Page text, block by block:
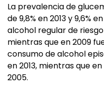
La prevalencia de
de 9,8% en 2013 y 9,6%
alcohol regular de riesgo
mientras que en 2009
consumo de alcohol
en 2013, mientras que en
2005.